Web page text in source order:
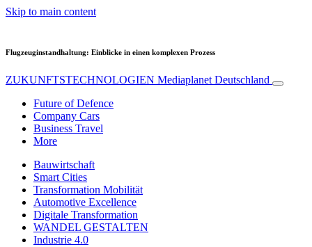
Skip to main content
Flugzeuginstandhaltung: Einblicke in einen komplexen Prozess
ZUKUNFTSTECHNOLOGIEN Mediaplanet Deutschland
Future of Defence
Company Cars
Business Travel
More
Bauwirtschaft
Smart Cities
Transformation Mobilität
Automotive Excellence
Digitale Transformation
WANDEL GESTALTEN
Industrie 4.0